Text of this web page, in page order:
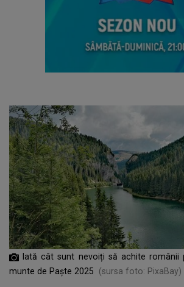
Iată cât sunt nevoiți să achite
munte de Paște 2025
(sursa foto: PixaBay)